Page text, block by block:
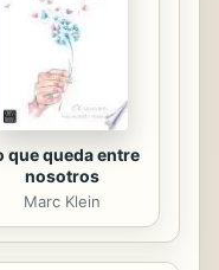
que queda entre
nosotros
Marc Klein